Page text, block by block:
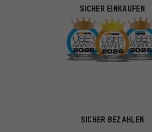
SICHER EINKAUFEN
SICHER BEZAHLEN